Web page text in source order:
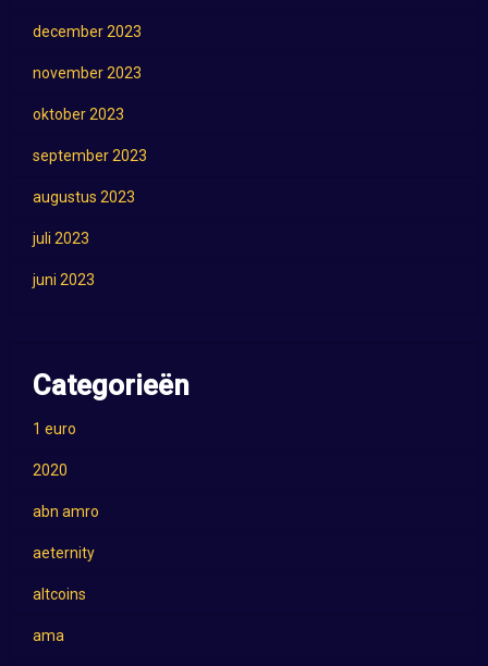
december 2023
november 2023
oktober 2023
september 2023
augustus 2023
juli 2023
juni 2023
Categorieën
1 euro
2020
abn amro
aeternity
altcoins
ama